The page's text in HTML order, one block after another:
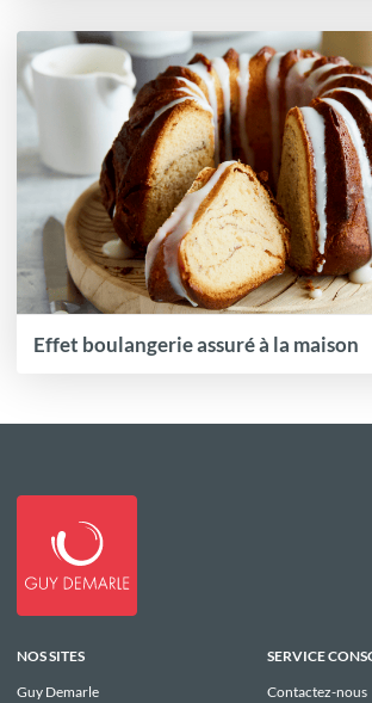
Effet boulangerie assuré à la maison
NOS SITES
Guy Demarle
SERVICE
Contactez-nous